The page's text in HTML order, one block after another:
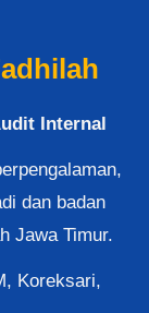
Internal
dan badan
Jawa Timur.
Koreksari,